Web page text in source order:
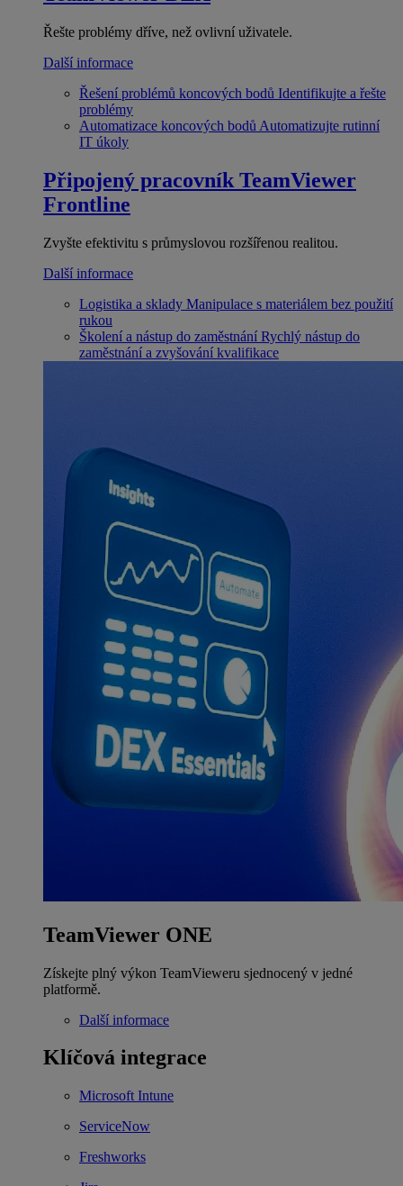
Řešte problémy dříve, než ovlivní uživatele.
Další informace
Řešení problémů koncových bodů Identifikujte a řešte
problémy
Automatizace koncových bodů Automatizujte rutinní
IT úkoly
Připojený pracovník TeamViewer
Frontline
Zvyšte efektivitu s průmyslovou rozšířenou realitou.
Další informace
Logistika a sklady Manipulace s materiálem bez použití
rukou
Školení a nástup do zaměstnání Rychlý nástup do
zaměstnání a zvyšování kvalifikace
TeamViewer ONE
Získejte plný výkon TeamVieweru sjednocený v jedné
platformě.
Další informace
Klíčová integrace
Microsoft Intune
ServiceNow
Freshworks